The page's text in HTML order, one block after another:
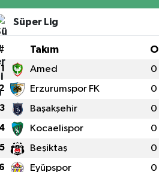
Süper Lig
Takım O
1 Amed 0
Erzurumspor FK 0
3 Başakşehir 0
Kocaelispor 0
5 Beşiktaş 0
Eyüpspor 0